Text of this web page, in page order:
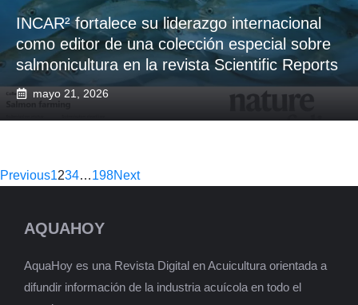
INCAR² fortalece su liderazgo internacional
como editor de una colección especial sobre
salmonicultura en la revista Scientific Reports
mayo 21, 2026
Previous1234…198Next
AQUAHOY
AquaHoy es una Revista Digital en Acuicultura orientada a
difundir información de la industria acuícola en todo el